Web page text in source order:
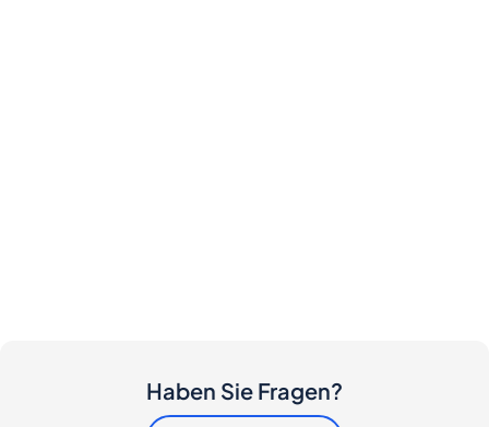
Haben Sie Fragen?